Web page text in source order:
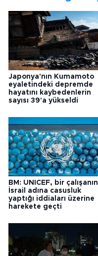
Japonya'nın Kumamoto
eyaletindeki depremde
hayatını kaybedenlerin
sayısı 39'a yükseldi
BM: UNICEF, bir çalışanın
İsrail adına casusluk
yaptığı iddiaları üzerine
harekete geçti